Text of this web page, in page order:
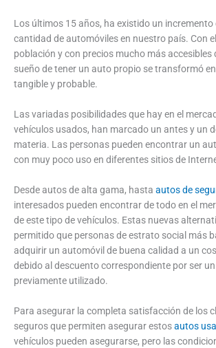
Los últimos 15 años, ha existido un incremento
cantidad de automóviles en nuestro país. Con
población y con precios mucho más accesibles
sueño de tener un auto propio se transformó
tangible y probable.
Las variadas posibilidades que hay en el
vehículos usados, han marcado un antes y un
materia. Las personas pueden encontrar un
con muy poco uso en diferentes sitios de
Desde autos de alta gama, hasta autos de
interesados pueden encontrar de todo en el
de este tipo de vehículos. Estas nuevas
permitido que personas de estrato social más
adquirir un automóvil de buena calidad a un
debido al descuento correspondiente por ser
previamente utilizado.
Para asegurar la completa satisfacción de los
seguros que permiten asegurar estosautos
vehículos pueden asegurarse, pero las